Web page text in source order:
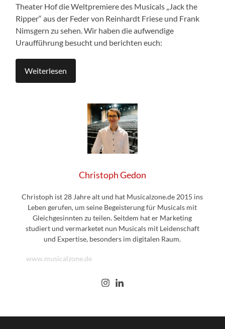
Theater Hof die Weltpremiere des Musicals „Jack the
Ripper“ aus der Feder von Reinhardt Friese und Frank
Nimsgern zu sehen. Wir haben die aufwendige
Uraufführung besucht und berichten euch:
Weiterlesen
Christoph Gedon
Christoph ist 28 Jahre alt und hat Musicalzone.de 2015 ins
Leben gerufen, um seine Begeisterung für Musicals mit
Gleichgesinnten zu teilen. Seitdem hat er Marketing
studiert und vermarketet nun Musicals mit Leidenschaft
und Expertise, besonders im digitalen Raum.
www.musicalzone.de